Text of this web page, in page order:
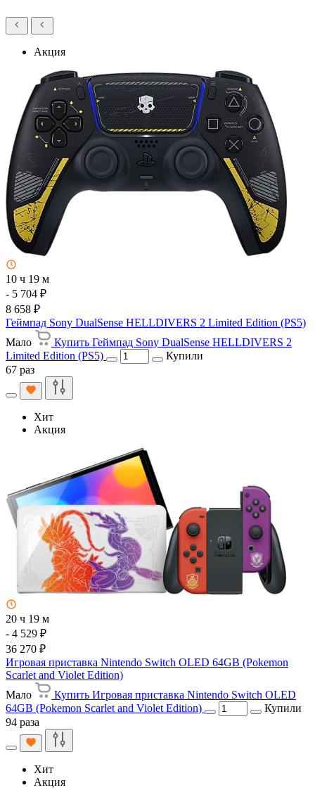
Акция
10 ч 19 м
- 5 704 ₽
8 658 ₽
Геймпад Sony DualSense HELLDIVERS 2 Limited Edition (PS5)
Мало
Купить Геймпад Sony DualSense HELLDIVERS 2
Limited Edition (PS5)
Купили
67 раз
Хит
Акция
20 ч 19 м
- 4 529 ₽
36 270 ₽
Игровая приставка Nintendo Switch OLED 64GB (Pokemon
Scarlet and Violet Edition)
Мало
Купить Игровая приставка Nintendo Switch OLED
64GB (Pokemon Scarlet and Violet Edition)
Купили
94 раза
Хит
Акция